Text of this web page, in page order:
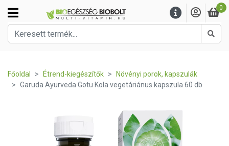
0
Főoldal Étrend-kiegészítők
Növényi porok, kapszulák
Garuda Ayurveda Gotu Kola vegetáriánus kapszula 60 db